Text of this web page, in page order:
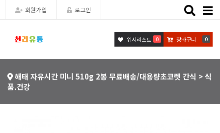
회원가입 로그인
Toggle
위시리스트 0 장바구니 0
해태 자유시간 미니 510g 2봉 무료배송/대용량초코렛 간식 > 식
품.건강